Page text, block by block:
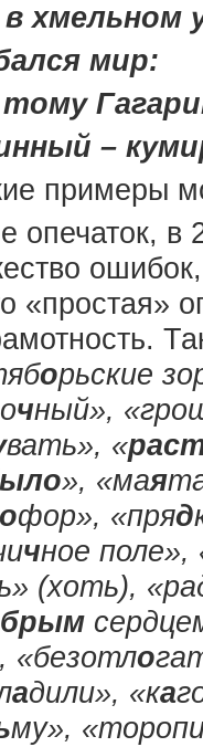
в хмельном
мир:
–
примеры
опечаток, в
ошибок,
«простая»
орьские
чный»,
вать», «
», «мая
офор», «пряд
чное поле»,
(хоть),
«безотло
адили», «ка
му»,